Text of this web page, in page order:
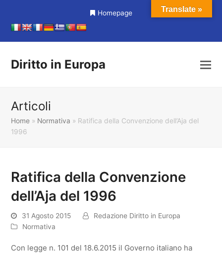
Homepage
Diritto in Europa
Articoli
Home » Normativa » Ratifica della Convenzione dell’Aja del
1996
Ratifica della Convenzione
dell’Aja del 1996
31 Agosto 2015
Redazione Diritto in Europa
Normativa
Con legge n. 101 del 18.6.2015 il Governo italiano ha
Translate »